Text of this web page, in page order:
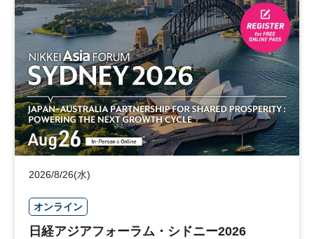
2026/8/26(水)
オンライン
日経アジアフォーラム・シドニー2026